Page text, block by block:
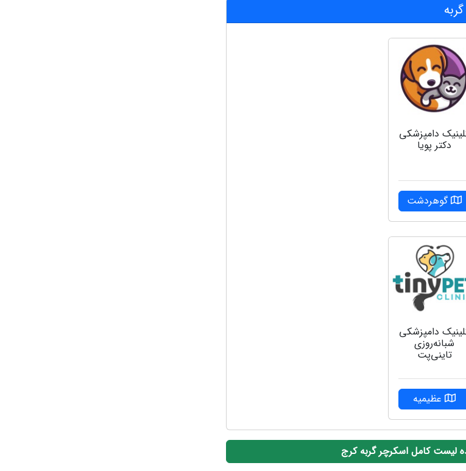
دامپزشکی
دکتر پویا
گوهردشت
دامپزشکی
شبانه‌روزی
تاینی‌پت
عظیمیه
لیست کامل اسکرچر گربه کرج